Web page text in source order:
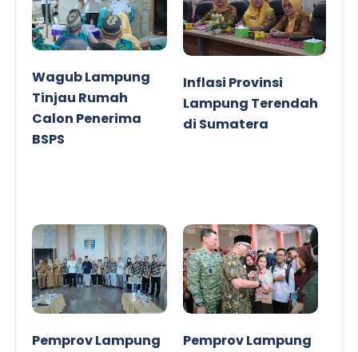
Wagub Lampung
Tinjau Rumah
Calon Penerima
BSPS
Inflasi Provinsi
Lampung Terendah
di Sumatera
Pemprov Lampung Pemprov Lampung